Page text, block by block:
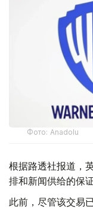
Фото: Аnadolu
根据路透社报道，
排和新闻供给的保
此前，尽管该交易